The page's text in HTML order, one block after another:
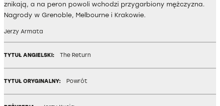
znikają, a na peron powoli wchodzi przygarbiony mężczyzna.
Nagrody w Grenoble, Melbourne i Krakowie.
Jerzy Armata
TYTUŁ ANGIELSKI: The Return
TYTUŁ ORYGINALNY: Powrót